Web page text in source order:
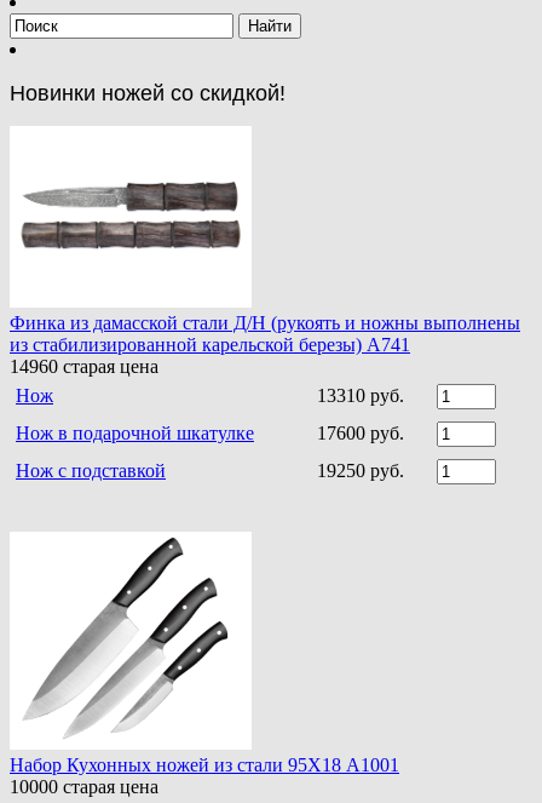
Новинки ножей со скидкой!
Финка из дамасской стали Д/Н (рукоять и ножны выполнены
из стабилизированной карельской березы) A741
14960 старая цена
Нож
13310 руб.
Нож в подарочной шкатулке
17600 руб.
Нож с подставкой
19250 руб.
Набор Кухонных ножей из стали 95Х18 A1001
10000 старая цена